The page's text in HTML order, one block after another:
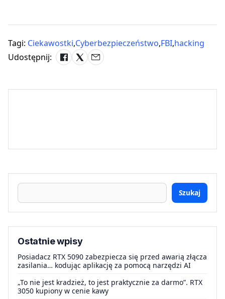
Tagi: Ciekawostki,Cyberbezpieczeństwo,FBI,hacking
Udostępnij:
Szukaj
Ostatnie wpisy
Posiadacz RTX 5090 zabezpiecza się przed awarią złącza
zasilania… kodując aplikację za pomocą narzędzi AI
„To nie jest kradzież, to jest praktycznie za darmo”. RTX
3050 kupiony w cenie kawy